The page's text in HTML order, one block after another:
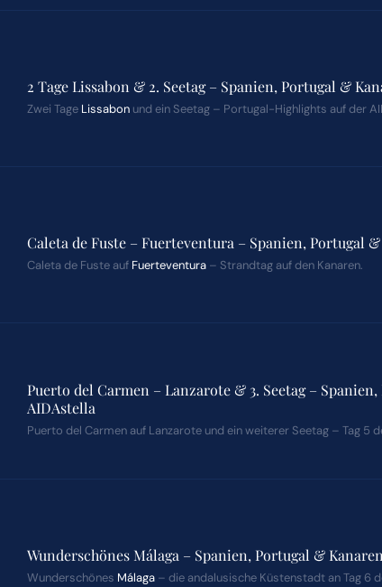
2 Tage Lissabon & 2. Seetag – Spanien, Portugal &
Zwei Tage Lissabon und ein Seetag – Portugal-Highlights auf der
Caleta de Fuste – Fuerteventura – Spanien, Portugal
Caleta de Fuste auf Fuerteventura – Strandtag auf den Kanaren.
Puerto del Carmen – Lanzarote & 3. Seetag –
AIDAstella
Puerto del Carmen auf Lanzarote und ein weiterer Seetag – Tag 5
Wunderschönes Málaga – Spanien, Portugal &
Wunderschönes Málaga – die andalusische Küstenstadt an Tag 6